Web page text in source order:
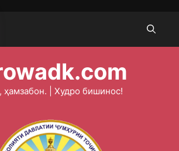
ҳамзабон. | Худро бишинос!